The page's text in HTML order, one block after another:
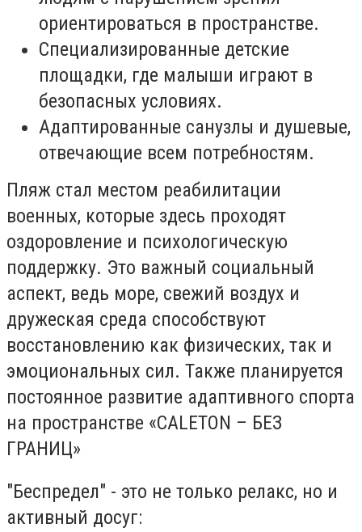
ориентироваться в пространстве.
Специализированные детские
площадки, где малыши играют в
безопасных условиях.
Адаптированные санузлы и душевые,
отвечающие всем потребностям.
Пляж стал местом реабилитации
военных, которые здесь проходят
оздоровление и психологическую
поддержку. Это важный социальный
аспект, ведь море, свежий воздух и
дружеская среда способствуют
восстановлению как физических, так и
эмоциональных сил. Также планируется
постоянное развитие адаптивного спорта
на пространстве «CALETON – БЕЗ
ГРАНИЦ»
"Беспредел" - это не только релакс, но и
активный досуг: